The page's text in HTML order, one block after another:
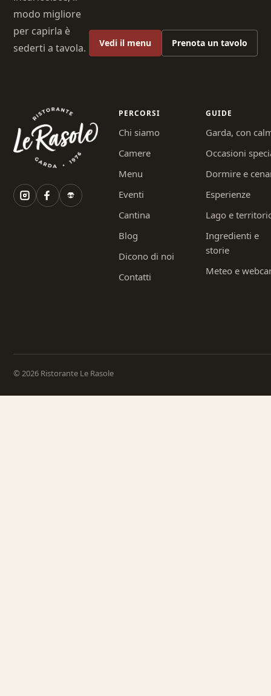
modo migliore
per capirla è
sederti a tavola.
Vedi il menu Prenota un tavolo
PERCORSI
Chi siamo
Camere
Menu
Eventi
Cantina
Blog
Dicono di noi
Contatti
GUIDE
Garda, con
Occasioni
Dormire e
Esperienze
Lago e
Ingredienti e
storie
Meteo e
© 2026 Ristorante Le Rasole